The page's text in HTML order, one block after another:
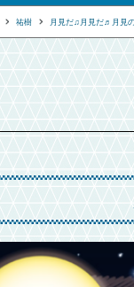
祐樹 月見だ♫月見だ♬月見